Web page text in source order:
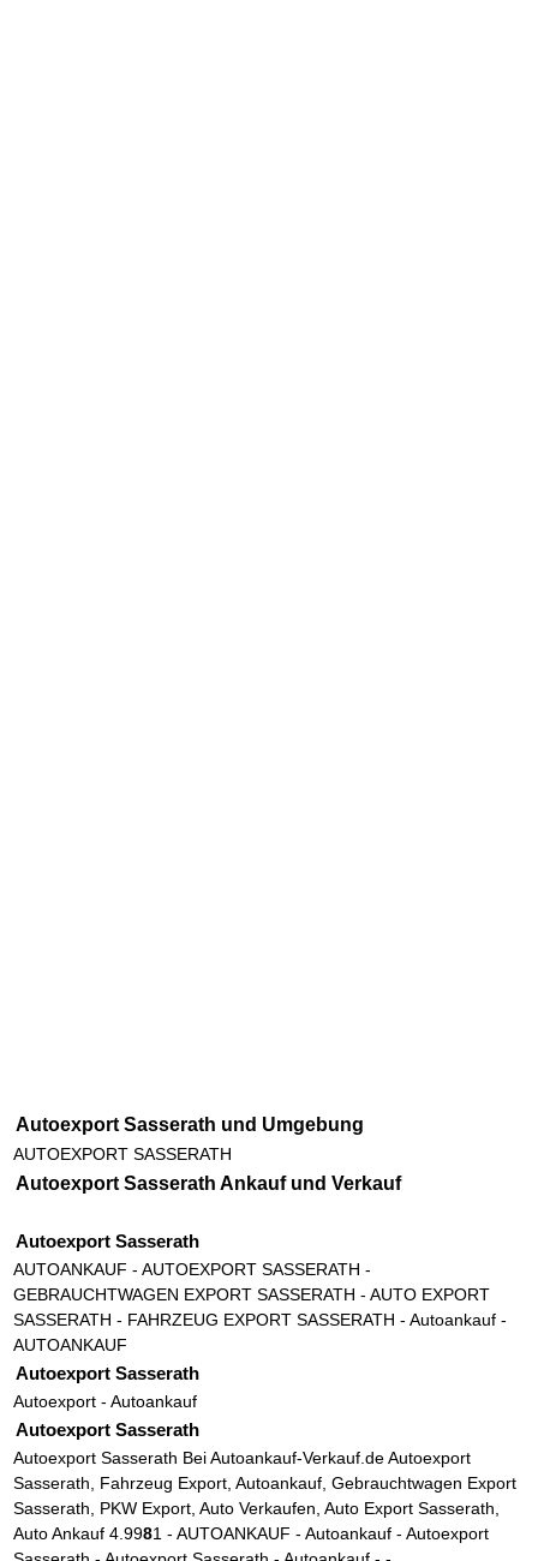
Autoexport Sasserath und Umgebung
AUTOEXPORT SASSERATH
Autoexport Sasserath Ankauf und Verkauf
Autoexport Sasserath
AUTOANKAUF - AUTOEXPORT SASSERATH -
GEBRAUCHTWAGEN EXPORT SASSERATH - AUTO EXPORT
SASSERATH - FAHRZEUG EXPORT SASSERATH - Autoankauf -
AUTOANKAUF
Autoexport Sasserath
Autoexport - Autoankauf
Autoexport Sasserath
Autoexport Sasserath Bei Autoankauf-Verkauf.de Autoexport
Sasserath, Fahrzeug Export, Autoankauf, Gebrauchtwagen Export
Sasserath, PKW Export, Auto Verkaufen, Auto Export Sasserath,
Auto Ankauf 4.9981 - AUTOANKAUF - Autoankauf - Autoexport